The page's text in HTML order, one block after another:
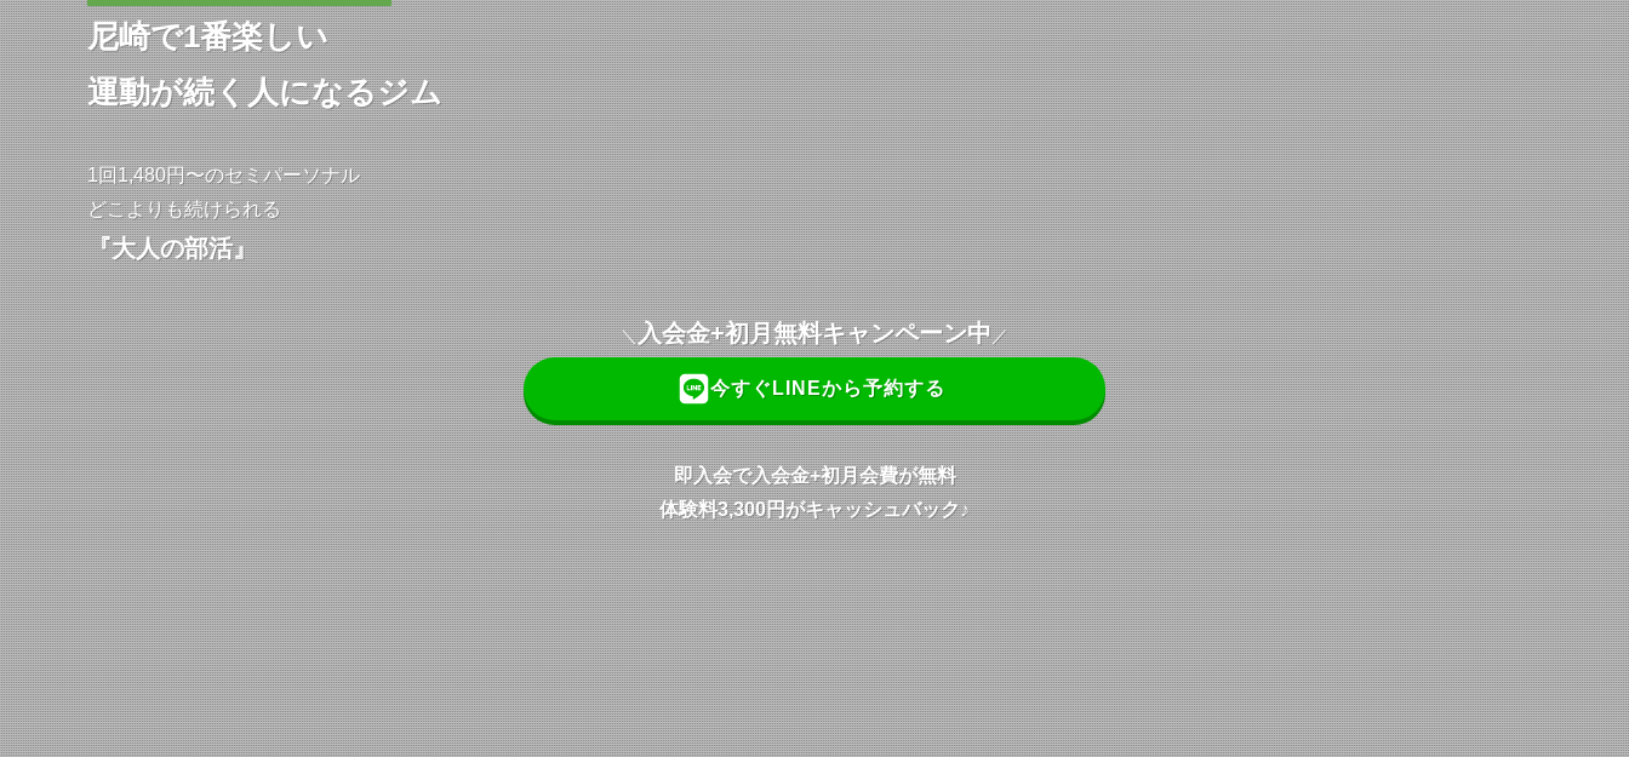
尼崎で1番楽しい
運動が続く人になるジム
1回1,480円〜のセミパーソナル
どこよりも続けられる
『大人の部活』
＼入会金+初月無料キャンペーン中／
今すぐLINEから予約する
即入会で入会金+初月会費が無料
体験料3,300円がキャッシュバック♪